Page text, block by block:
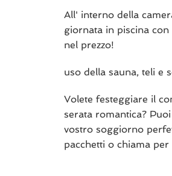
All' interno della
giornata in piscina
nel prezzo!
uso della sauna, teli e
Volete festeggiare il
serata romantica?
vostro soggiorno
pacchetti o chiama